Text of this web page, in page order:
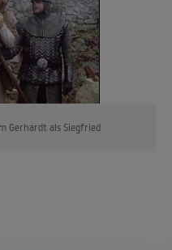
Gerhardt als Siegfried